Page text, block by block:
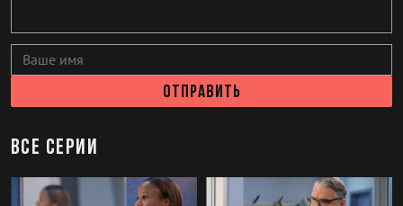
Отправить
все серии